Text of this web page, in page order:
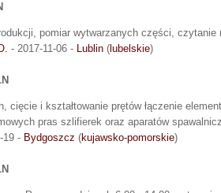
pomiar wytwarzanych części, czytanie
- 2017-11-06 - Lublin ( lubelskie)
cięcie i kształtowanie prętów łączenie
pras szlifierek oraz aparatów
19 - Bydgoszcz (kujawsko-pomorskie)